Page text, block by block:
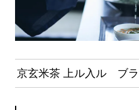
京玄米茶 上ル入ル ブ